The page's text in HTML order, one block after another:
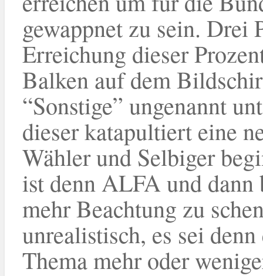
gewappnet zu sein. Drei
Erreichung dieser
Balken auf dem
“Sonstige” ungenannt
dieser katapultiert eine
Wähler und Selbiger
ist denn ALFA und dann
mehr Beachtung zu
unrealistisch, es sei
Thema mehr oder